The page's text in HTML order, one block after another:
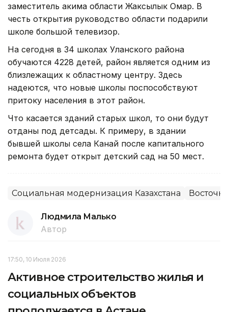
заместитель акима области Жаксылык Омар. В
честь открытия руководство области подарили
школе большой телевизор.
На сегодня в 34 школах Уланского района
обучаются 4228 детей, район является одним из
близлежащих к областному центру. Здесь
надеются, что новые школы поспособствуют
притоку населения в этот район.
Что касается зданий старых школ, то они будут
отданы под детсады. К примеру, в здании
бывшей школы села Канай после капитального
ремонта будет открыт детский сад на 50 мест.
Социальная модернизация Казахстана
Людмила Малько
Автор
17:50, 10 Июля 2026
Активное строительство жилья и
социальных объектов